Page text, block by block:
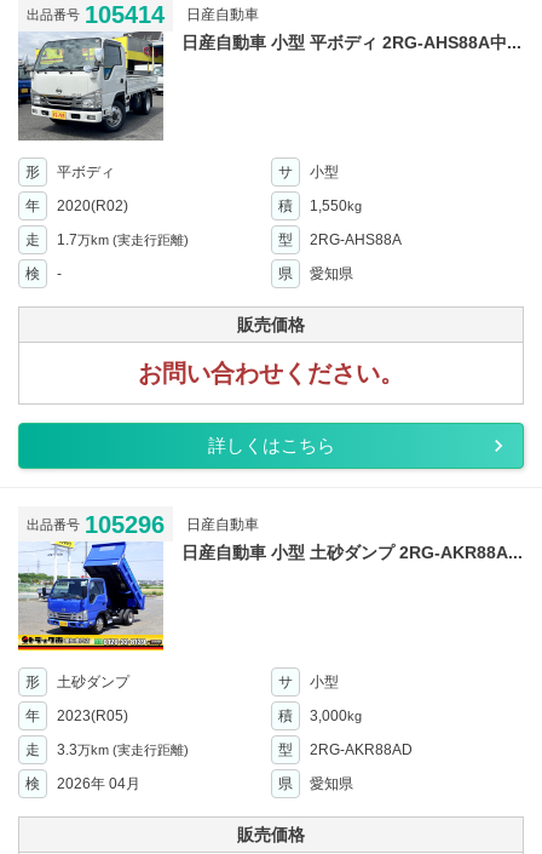
出品番号 105414 日産自動車
日産自動車 小型 平ボディ 2RG-AHS88A中...
形 平ボディ サ
小型
年
2020(R02) 積 1,550kg
走 1.7万km (実走行距離) 型
2RG-AHS88A
検
- 県 愛知県
販売価格
お問い合わせください。
詳しくはこちら
出品番号 105296 日産自動車
日産自動車 小型 土砂ダンプ 2RG-AKR88A...
形 土砂ダンプ サ
小型
年
2023(R05) 積 3,000kg
走 3.3万km (実走行距離) 型
2RG-AKR88AD
検
2026年 04月 県 愛知県
販売価格